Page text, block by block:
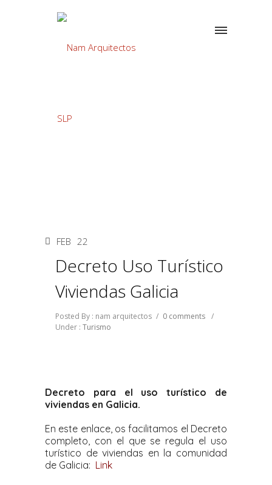
FEB 22
Decreto Uso Turístico
Viviendas Galicia
Posted By : nam arquitectos / 0 comments /
Under : Turismo
Decreto para el uso turístico de
viviendas en Galicia.
En este enlace, os facilitamos el Decreto
completo, con el que se regula el uso
turístico de viviendas en la comunidad
de Galicia: Link